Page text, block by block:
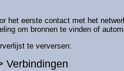
het eerste contact met het
om bronnen te vinden of
te verversen:
Verbindingen